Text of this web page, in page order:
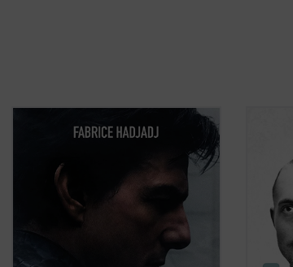
Hadjadj mira a Tom Cruise más allá del
inevitablemente refleja algo de su época.
Por eso, al hablar de Tom, hablamos
también de toda la humanidad. Entre
Este
de
Mundial:
sobre